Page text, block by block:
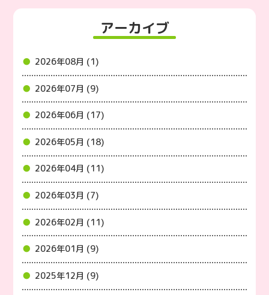
アーカイブ
2026年08月 (1)
2026年07月 (9)
2026年06月 (17)
2026年05月 (18)
2026年04月 (11)
2026年03月 (7)
2026年02月 (11)
2026年01月 (9)
2025年12月 (9)